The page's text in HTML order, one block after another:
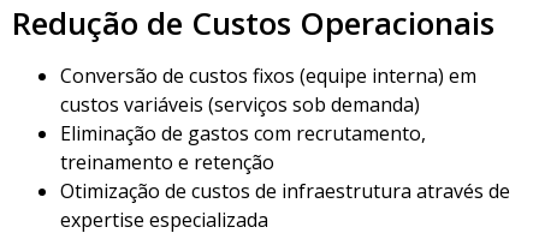
Redução de Custos Operacionais
Conversão de custos fixos (equipe interna) em
custos variáveis (serviços sob demanda)
Eliminação de gastos com recrutamento,
treinamento e retenção
Otimização de custos de infraestrutura através de
expertise especializada